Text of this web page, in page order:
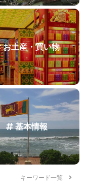
お土産・買い物
基本情報
キーワード一覧